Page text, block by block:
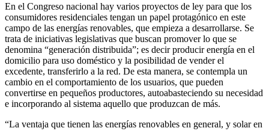
En el Congreso nacional hay varios proyectos de ley para que los
consumidores residenciales tengan un papel protagónico en este
campo de las energías renovables, que empieza a desarrollarse. Se
trata de iniciativas legislativas que buscan promover lo que se
denomina “generación distribuida”; es decir producir energía en el
domicilio para uso doméstico y la posibilidad de vender el
excedente, transferirlo a la red. De esta manera, se contempla un
cambio en el comportamiento de los usuarios, que pueden
convertirse en pequeños productores, autoabasteciendo su necesidad
e incorporando al sistema aquello que produzcan de más.
“La ventaja que tienen las energías renovables en general, y solar en